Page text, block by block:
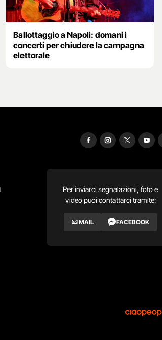
Ballottaggio a Napoli: domani i
concerti per chiudere la campagna
elettorale
Per inviarci segnalazioni, foto e
video puoi contattarci tramite:
MAIL FACEBOOK